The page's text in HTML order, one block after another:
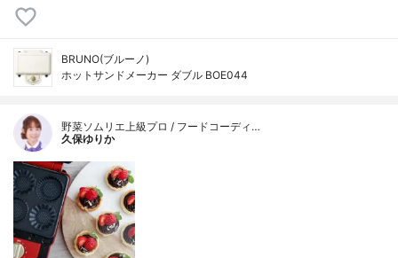
BRUNO(ブルーノ)
ホットサンドメーカー ダブル BOE044
野菜ソムリエ上級プロ / フードコーディ…
久保ゆりか